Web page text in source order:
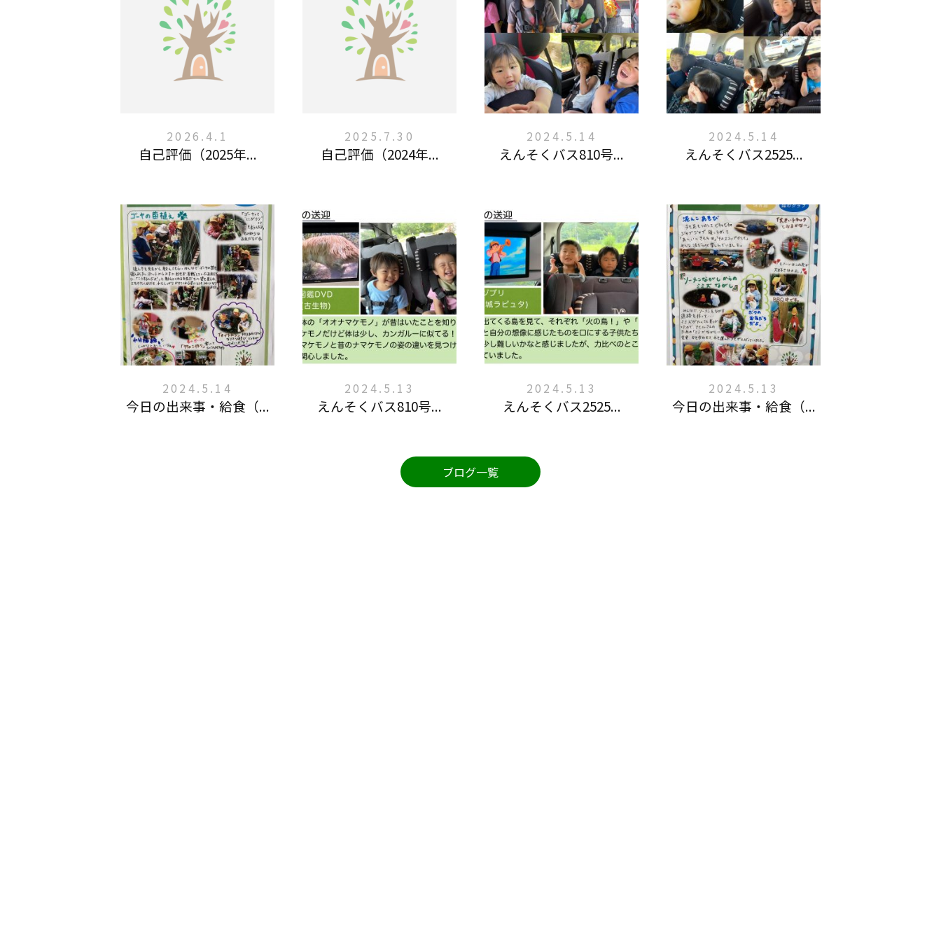
2026.4.1
自己評価（2025年...
2025.7.30
自己評価（2024年...
2024.5.14
えんそくバス810号...
2024.5.14
えんそくバス2525...
2024.5.14
今日の出来事・給食（...
2024.5.13
えんそくバス810号...
2024.5.13
えんそくバス2525...
2024.5.13
今日の出来事・給食（...
ブログ一覧